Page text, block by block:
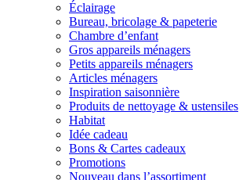
Éclairage
Bureau, bricolage & papeterie
Chambre d’enfant
Gros appareils ménagers
Petits appareils ménagers
Articles ménagers
Inspiration saisonnière
Produits de nettoyage & ustensiles
Habitat
Idée cadeau
Bons & Cartes cadeaux
Promotions
Nouveau dans l’assortiment